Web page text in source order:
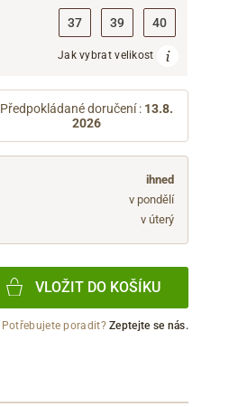
37 39 40
Jak vybrat velikost
Předpokládané doručení : 13.8.
2026
ihned
v pondělí
v úterý
VLOŽIT DO KOŠÍKU
Potřebujete poradit?Zeptejte se nás.